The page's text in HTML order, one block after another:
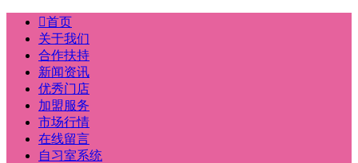
首页
关于我们
合作扶持
新闻资讯
优秀门店
加盟服务
市场行情
在线留言
自习室系统